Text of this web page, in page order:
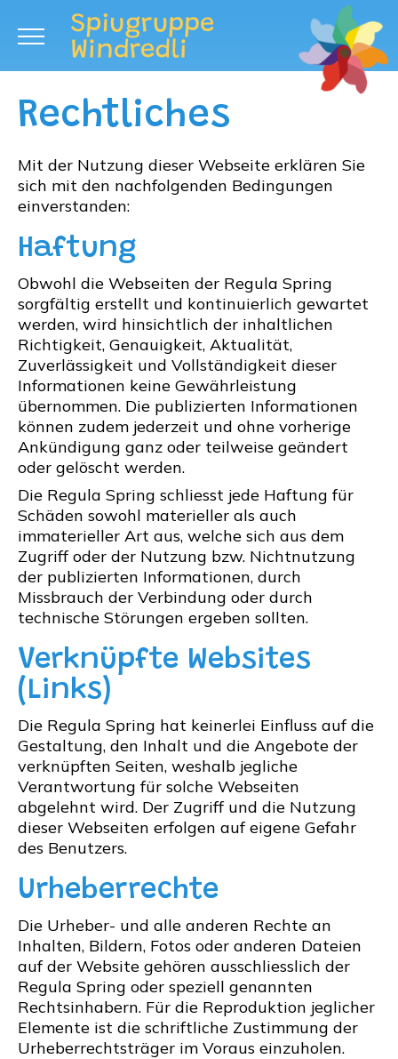
Rechtliches
Mit der Nutzung dieser Webseite erklären Sie
sich mit den nachfolgenden Bedingungen
einverstanden:
Haftung
Obwohl die Webseiten der Regula Spring
sorgfältig erstellt und kontinuierlich gewartet
werden, wird hinsichtlich der inhaltlichen
Richtigkeit, Genauigkeit, Aktualität,
Zuverlässigkeit und Vollständigkeit dieser
Informationen keine Gewährleistung
übernommen. Die publizierten Informationen
können zudem jederzeit und ohne vorherige
Ankündigung ganz oder teilweise geändert
oder gelöscht werden.
Die Regula Spring schliesst jede Haftung für
Schäden sowohl materieller als auch
immaterieller Art aus, welche sich aus dem
Zugriff oder der Nutzung bzw. Nichtnutzung
der publizierten Informationen, durch
Missbrauch der Verbindung oder durch
technische Störungen ergeben sollten.
Verknüpfte Websites
(Links)
Die Regula Spring hat keinerlei Einfluss auf die
Gestaltung, den Inhalt und die Angebote der
verknüpften Seiten, weshalb jegliche
Verantwortung für solche Webseiten
abgelehnt wird. Der Zugriff und die Nutzung
dieser Webseiten erfolgen auf eigene Gefahr
des Benutzers.
Urheberrechte
Die Urheber- und alle anderen Rechte an
Inhalten, Bildern, Fotos oder anderen Dateien
auf der Website gehören ausschliesslich der
Regula Spring oder speziell genannten
Rechtsinhabern. Für die Reproduktion jeglicher
Elemente ist die schriftliche Zustimmung der
Urheberrechtsträger im Voraus einzuholen.